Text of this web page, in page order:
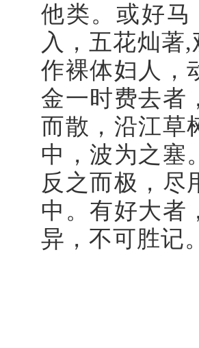
他类。或好
入，五花灿著,
作裸体妇人
金一时费去者
而散，沿江草
中，波为之塞
反之而极，尽
中。有好大者
异，不可胜记